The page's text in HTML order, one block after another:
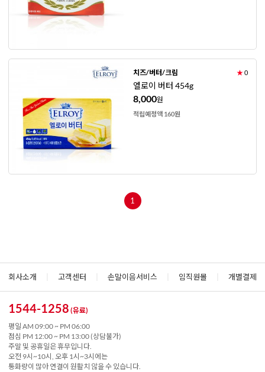
치즈/버터/크림 ★0
엘로이 버터 454g
8,000원
적립예정액 160원
1
회사소개 고객센터 손말이음서비스 임직원몰 개별결제
1544-1258 (유료)
평일 AM 09:00 ~ PM 06:00
점심 PM 12:00 ~ PM 13:00 (상담불가)
주말 및 공휴일은 휴무입니다.
오전 9시~10시, 오후 1시~3시에는
통화량이 많아 연결이 원활치 않을 수 있습니다.